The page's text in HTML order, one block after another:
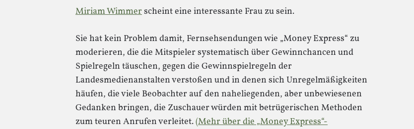
Miriam Wimmerscheint eine interessante Frau zu sein.
Sie hat kein Problem damit, Fernsehsendungen wie „Money Express“ zu
moderieren, die die Mitspieler systematisch über Gewinnchancen und
Spielregeln täuschen, gegen die Gewinnspielregeln der
Landesmedienanstalten verstoßen und in denen sich Unregelmäßigkeiten
häufen, die viele Beobachter auf den naheliegenden, aber unbewiesenen
Gedanken bringen, die Zuschauer würden mit betrügerischen Methoden
zum teuren Anrufen verleitet.(Mehr über die „Money Express“-